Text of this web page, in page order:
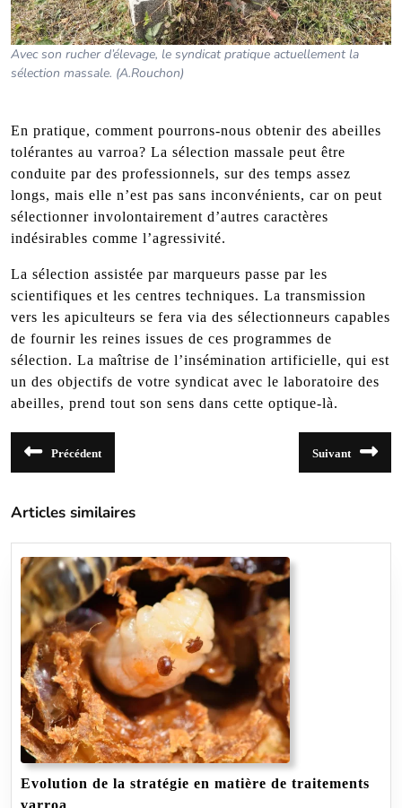
Avec son rucher d’élevage, le syndicat pratique actuellement la
sélection massale. (A.Rouchon)
En pratique, comment pourrons-nous obtenir des abeilles
tolérantes au varroa? La sélection massale peut être
conduite par des professionnels, sur des temps assez
longs, mais elle n’est pas sans inconvénients, car on peut
sélectionner involontairement d’autres caractères
indésirables comme l’agressivité.
La sélection assistée par marqueurs passe par les
scientifiques et les centres techniques. La transmission
vers les apiculteurs se fera via des sélectionneurs capables
de fournir les reines issues de ces programmes de
sélection. La maîtrise de l’insémination artificielle, qui est
un des objectifs de votre syndicat avec le laboratoire des
abeilles, prend tout son sens dans cette optique-là.
Navigation
de
Précédent
précédent
Suivant
suivant
Articles similaires
Evolution de la stratégie en matière de traitements
varroa